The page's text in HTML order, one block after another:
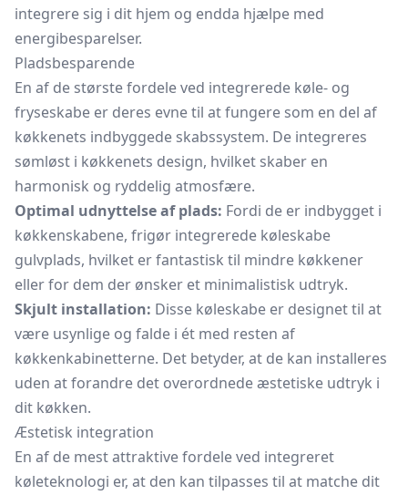
integrere sig i dit hjem og endda hjælpe med
energibesparelser.
Pladsbesparende
En af de største fordele ved integrerede køle- og
fryseskabe er deres evne til at fungere som en del af
køkkenets indbyggede skabssystem. De integreres
sømløst i køkkenets design, hvilket skaber en
harmonisk og ryddelig atmosfære.
Optimal udnyttelse af plads: Fordi de er indbygget i
køkkenskabene, frigør integrerede køleskabe
gulvplads, hvilket er fantastisk til mindre køkkener
eller for dem der ønsker et minimalistisk udtryk.
Skjult installation: Disse køleskabe er designet til at
være usynlige og falde i ét med resten af
køkkenkabinetterne. Det betyder, at de kan installeres
uden at forandre det overordnede æstetiske udtryk i
dit køkken.
Æstetisk integration
En af de mest attraktive fordele ved integreret
køleteknologi er, at den kan tilpasses til at matche dit